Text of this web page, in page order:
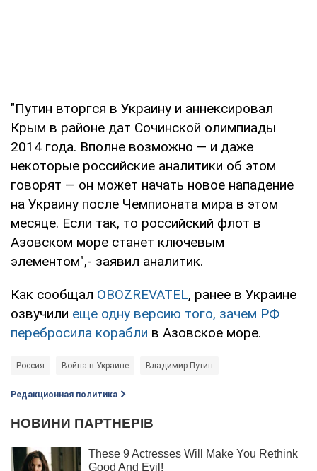
"Путин вторгся в Украину и аннексировал
Крым в районе дат Сочинской олимпиады
2014 года. Вполне возможно — и даже
некоторые российские аналитики об этом
говорят — он может начать новое нападение
на Украину после Чемпионата мира в этом
месяце. Если так, то российский флот в
Азовском море станет ключевым
элементом",- заявил аналитик.
Как сообщал OBOZREVATEL, ранее в Украине
озвучили еще одну версию того, зачем РФ
перебросила корабли в Азовское море.
Россия Война в Украине Владимир Путин
Редакционная политика